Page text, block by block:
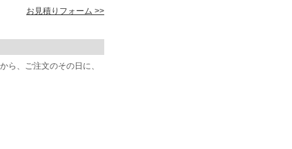
お見積りフォーム >>
、ご注文のその日に、